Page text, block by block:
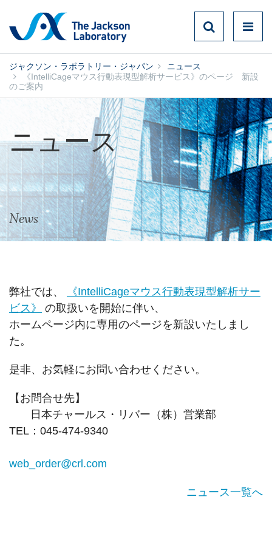
ジャクソン・ラボラトリー・ジャパン
ニュース
《IntelliCageマウス行動表現型解析サービス》のページ 新設
のご案内
ニュース
News
弊社では、
《IntelliCageマウス行動表現型解析サー
ビス》
の取扱いを開始に伴い、
ホームページ内に専用のページを新設いたしまし
た。
是非、お気軽にお問い合わせください。
【お問合せ先】
日本チャールス・リバー（株）営業部
TEL：045-474-9340
web_order@crl.com
ニュース一覧へ